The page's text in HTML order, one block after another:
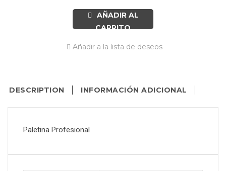
AÑADIR AL
CARRITO
Añadir a la lista de deseos
DESCRIPTION INFORMACIÓN ADICIONAL
Paletina Profesional